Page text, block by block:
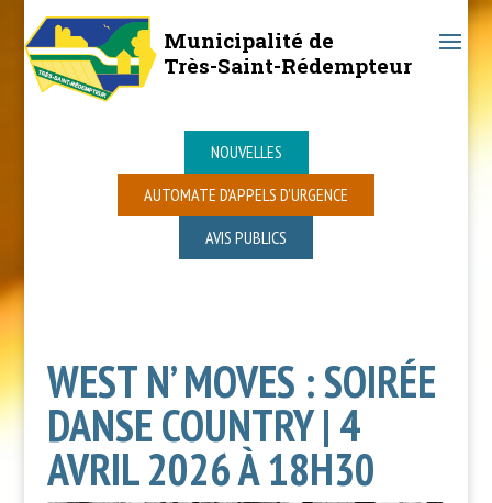
Municipalité de
Très-Saint-Rédempteur
NOUVELLES
AUTOMATE D’APPELS D’URGENCE
AVIS PUBLICS
WEST N’ MOVES : SOIRÉE
DANSE COUNTRY | 4
AVRIL 2026 À 18H30